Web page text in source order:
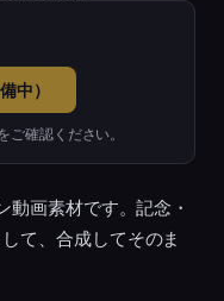
中）
確認ください。
動画素材です。記念・
て、合成してそのま